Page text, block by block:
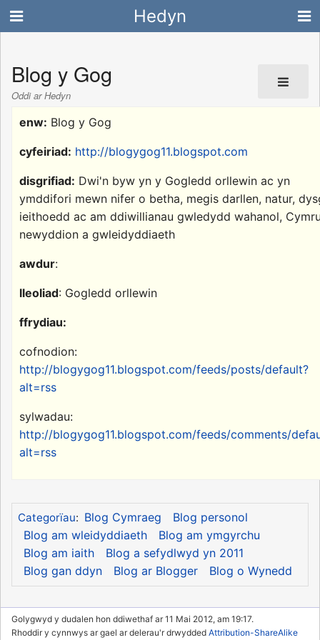
Hedyn
Blog y Gog
Oddi ar Hedyn
enw: Blog y Gog
cyfeiriad: http://blogygog11.blogspot.com
disgrifiad: Dwi'n byw yn y Gogledd orllewin ac yn
ymddifori mewn nifer o betha, megis darllen, natur,
ieithoedd ac am ddiwillianau gwledydd wahanol,
newyddion a gwleidyddiaeth
awdur:
lleoliad: Gogledd orllewin
ffrydiau:
cofnodion:
http://blogygog11.blogspot.com/feeds/posts/default?
alt=rss
sylwadau:
http://blogygog11.blogspot.com/feeds/comments/
alt=rss
Categorïau: Blog Cymraeg
Blog personol
Blog am wleidyddiaeth
Blog am ymgyrchu
Blog am iaith
Blog a sefydlwyd yn 2011
Blog gan ddyn
Blog ar Blogger Blog o Wynedd
Golygwyd y dudalen hon ddiwethaf ar 11 Mai 2012, am 19:17.
Rhoddir y cynnwys ar gael ar delerau'r drwydded Attribution-ShareAlike